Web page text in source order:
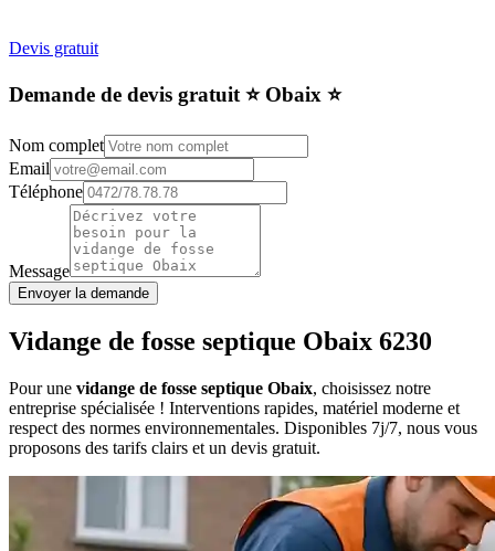
Devis gratuit
Demande de devis gratuit ⭐️ Obaix ⭐️
Nom complet
Email
Téléphone
Message
Envoyer la demande
Vidange de fosse septique Obaix 6230
Pour une vidange de fosse septique Obaix, choisissez notre
entreprise spécialisée ! Interventions rapides, matériel moderne et
respect des normes environnementales. Disponibles 7j/7, nous vous
proposons des tarifs clairs et un devis gratuit.